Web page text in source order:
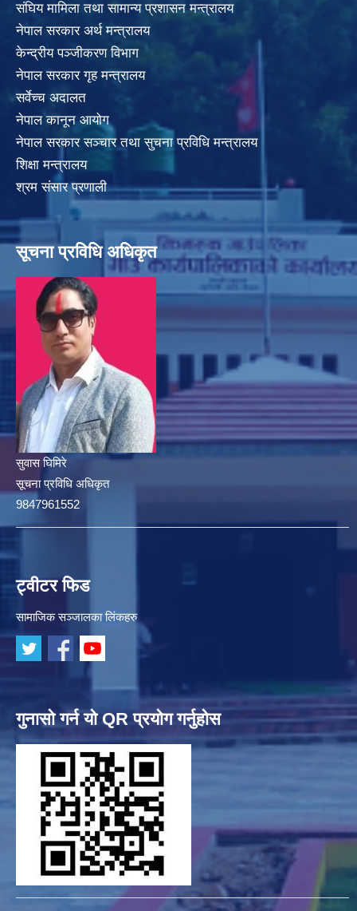
संघिय मामिला तथा सामान्य प्रशासन मन्त्रालय
नेपाल सरकार अर्थ मन्त्रालय
केन्द्रीय पञ्जीकरण विभाग
नेपाल सरकार गृह मन्त्रालय
सर्वेच्च अदालत
नेपाल कानून आयोग
नेपाल सरकार सञ्चार तथा सुचना प्रविधि मन्त्रालय
शिक्षा मन्त्रालय
श्रम संसार प्रणाली
सूचना प्रविधि अधिकृत
सुवास घिमिरे
सूचना प्रविधि अधिकृत
9847961552
ट्वीटर फिड
सामाजिक सञ्जालका लिंकहरु
गुनासो गर्न यो QR प्रयोग गर्नुहोस